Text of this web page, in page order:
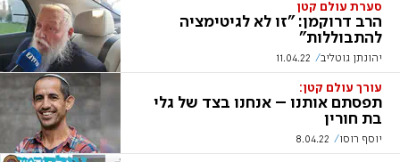
סערת עולם קטן
הרב דרוקמן: "זו לא לגיטימציה
להתבוללות"
יהונתן גוטליב 11.04.22
עורך עולם קטן:
תפסתם אותנו – אנחנו בצד של גלי
בת חורין
יוסף רוסו 8.04.22